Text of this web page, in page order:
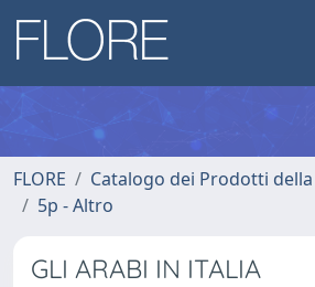
FLORE Catalogo dei Prodotti della
5p - Altro
GLI ARABI IN ITALIA